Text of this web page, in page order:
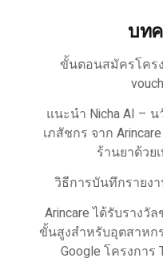
บท
ขั้นตอนสมัครโครง
แนะนำ Nicha AI –
เภสัชกร จาก
ร้านยาด้วย
วิธีการบันทึกรายง
Arincare ได้รับรางวั
ขั้นสูงสำหรับอุตสาหก
Google โครงการ